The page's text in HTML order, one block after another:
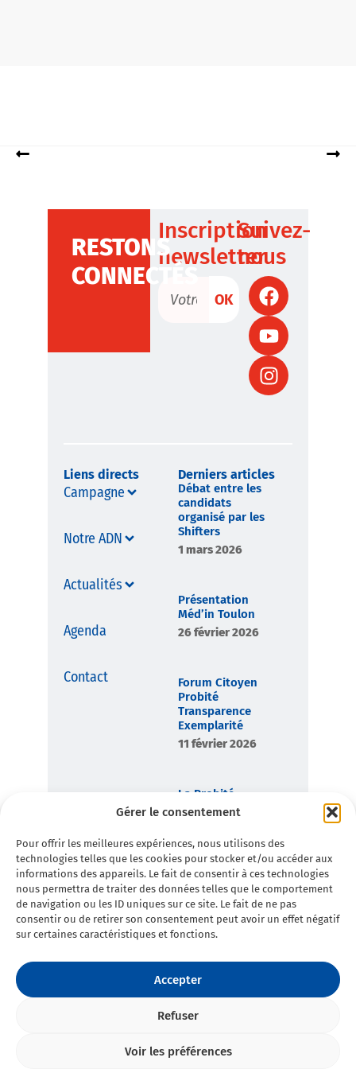
Gérer le consentement
Pour offrir les meilleures expériences, nous utilisons des
technologies telles que les cookies pour stocker et/ou accéder aux
informations des appareils. Le fait de consentir à ces technologies
nous permettra de traiter des données telles que le comportement
de navigation ou les ID uniques sur ce site. Le fait de ne pas
consentir ou de retirer son consentement peut avoir un effet négatif
sur certaines caractéristiques et fonctions.
Accepter
Refuser
Voir les préférences
Inscription
newsletter
OK
Suivez-
nous
RESTONS
CONNECTÉS
Liens directs
Campagne
Notre ADN
Actualités
Agenda
Contact
Derniers articles
Débat entre les
candidats
organisé par les
Shifters
1 mars 2026
Présentation
Méd’in Toulon
26 février 2026
Forum Citoyen
Probité
Transparence
Exemplarité
11 février 2026
La Probité,
boussole
Toulon en
Commun
7 février 2026
©2025 Toulon en Commun - Tous